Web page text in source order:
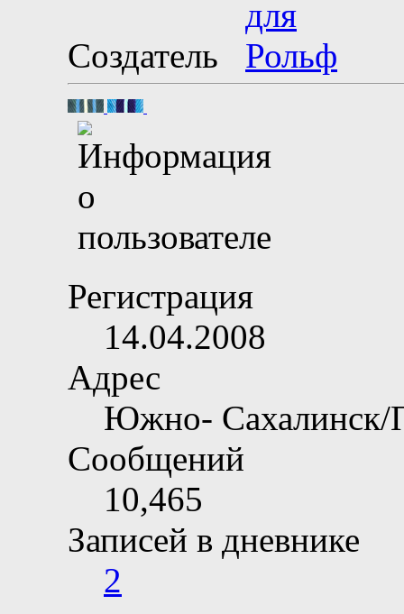
Создатель
Регистрация
14.04.2008
Адрес
Южно- Сахалинск/
Сообщений
10,465
Записей в дневнике
2